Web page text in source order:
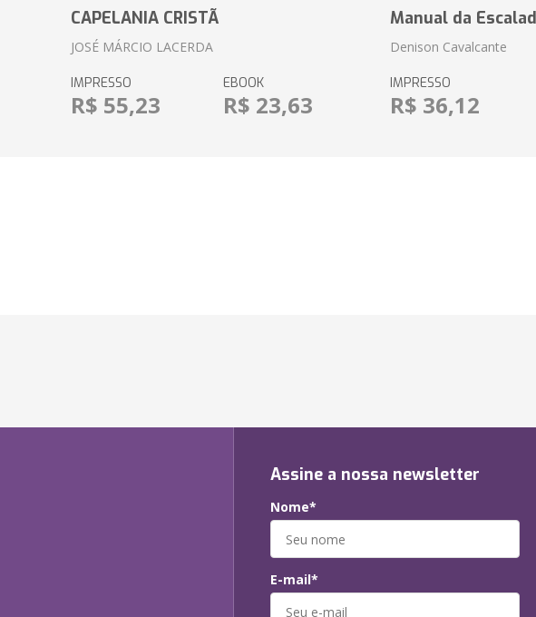
CAPELANIA CRISTÃ
JOSÉ MÁRCIO LACERDA
IMPRESSO
R$ 55,23
EBOOK
R$ 23,63
Manual da
Denison Cavalcante
IMPRESSO
R$ 36,12
Assine a nossa newsletter
Nome*
E-mail*